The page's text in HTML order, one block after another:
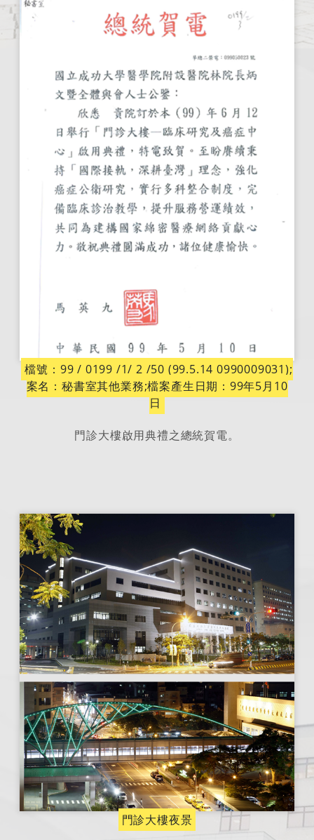
檔號：99 / 0199 /1/ 2 /50 (99.5.14 0990009031);
案名：秘書室其他業務;檔案產生日期：99年5月10
日
門診大樓啟用典禮之總統賀電。
門診大樓夜景